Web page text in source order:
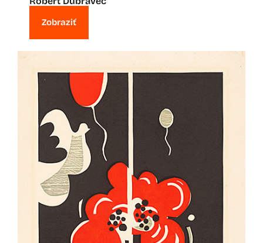
Zobraziť